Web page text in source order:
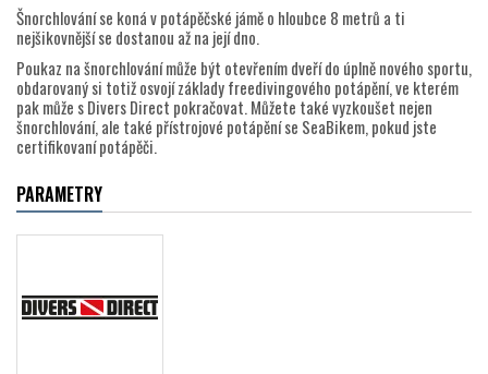
Šnorchlování se koná v potápěčské jámě o hloubce 8 metrů a ti
nejšikovnější se dostanou až na její dno.
Poukaz na šnorchlování může být otevřením dveří do úplně nového sportu,
obdarovaný si totiž osvojí základy freedivingového potápění, ve kterém
pak může s Divers Direct pokračovat. Můžete také vyzkoušet nejen
šnorchlování, ale také přístrojové potápění se SeaBikem, pokud jste
certifikovaní potápěči.
PARAMETRY